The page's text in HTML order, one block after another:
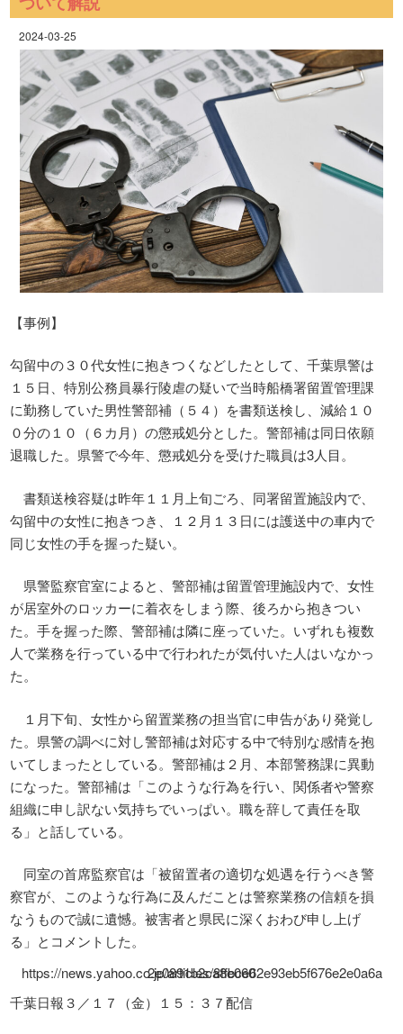
2024-03-25
【事例】
勾留中の３０代女性に抱きつくなどしたとして、千葉県警は
１５日、特別公務員暴行陵虐の疑いで当時船橋署留置管理課
に勤務していた男性警部補（５４）を書類送検し、減給１０
０分の１０（６カ月）の懲戒処分とした。警部補は同日依願
退職した。県警で今年、懲戒処分を受けた職員は3人目。
書類送検容疑は昨年１１月上旬ごろ、同署留置施設内で、
勾留中の女性に抱きつき、１２月１３日には護送中の車内で
同じ女性の手を握った疑い。
県警監察官室によると、警部補は留置管理施設内で、女性
が居室外のロッカーに着衣をしまう際、後ろから抱きつい
た。手を握った際、警部補は隣に座っていた。いずれも複数
人で業務を行っている中で行われたが気付いた人はいなかっ
た。
１月下旬、女性から留置業務の担当官に申告があり発覚し
た。県警の調べに対し警部補は対応する中で特別な感情を抱
いてしまったとしている。警部補は２月、本部警務課に異動
になった。警部補は「このような行為を行い、関係者や警察
組織に申し訳ない気持ちでいっぱい。職を辞して責任を取
る」と話している。
同室の首席監察官は「被留置者の適切な処遇を行うべき警
察官が、このような行為に及んだことは警察業務の信頼を損
なうもので誠に遺憾。被害者と県民に深くおわび申し上げ
る」とコメントした。
https://news.yahoo.co.jp/articles/8ffbce62e93eb5f676e2e0a6a2e0891b2ca8e060
千葉日報３／１７（金）１５：３７配信